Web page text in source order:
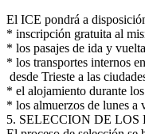
El ICE pondrá a
* inscripción gratuita al
* los pasajes de ida y
* los transportes internos
desde Trieste a las
* el alojamiento durante
* los almuerzos de lunes a
5. SELECCION DE LOS